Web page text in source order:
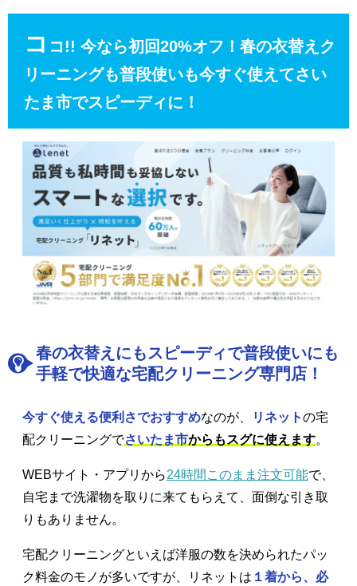
コ コ!! 今なら初回20%オフ！春の衣替えク
リーニングも普段使いも今すぐ使えてさい
たま市でスピーディに！
春の衣替えにもスピーディで普段使いにも
手軽で快適な宅配クリーニング専門店！
今すぐ使える便利さでおすすめなのが、 リネットの宅
配クリーニングでさいたま市からもスグに使えます。
WEBサイト・アプリから24時間このまま注文可能で、
自宅まで洗濯物を取りに来てもらえて、面倒な引き取
りもありません。
宅配クリーニングといえば洋服の数を決められたパッ
ク料金のモノが多いですが、リネットは １着から、必